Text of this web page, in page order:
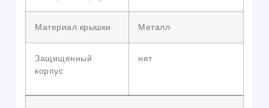
Материал крышки Металл
Защищенный
корпус
нет